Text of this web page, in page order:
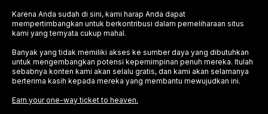
Karena Anda sudah di sini, kami harap Anda dapat
mempertimbangkan untuk berkontribusi dalam pemeliharaan situs
kami yang ternyata cukup mahal.
Banyak yang tidak memiliki akses ke sumber daya yang dibutuhkan
untuk mengembangkan potensi kepemimpinan penuh mereka. Itulah
sebabnya konten kami akan selalu gratis, dan kami akan selamanya
berterima kasih kepada mereka yang membantu mewujudkan ini.
Earn your one-way ticket to heaven.